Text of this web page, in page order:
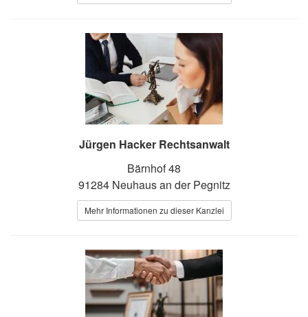
Jürgen Hacker Rechtsanwalt
Bärnhof 48
91284 Neuhaus an der Pegnitz
Mehr Informationen zu dieser Kanzlei